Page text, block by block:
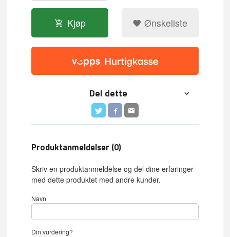
Kjøp Ønskeliste
Del dette
Produktanmeldelser (0)
Skriv en produktanmeldelse og del dine erfaringer
med dette produktet med andre kunder.
Navn
Din vurdering?